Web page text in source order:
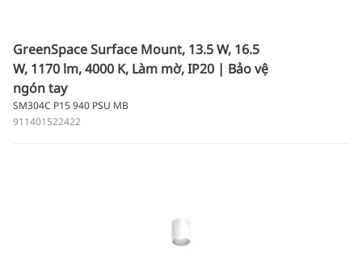
GreenSpace Surface Mount, 13.5 W, 16.5
W, 1170 lm, 4000 K, Làm mờ, IP20 | Bảo vệ
ngón tay
SM304C P15 940 PSU MB
911401522422